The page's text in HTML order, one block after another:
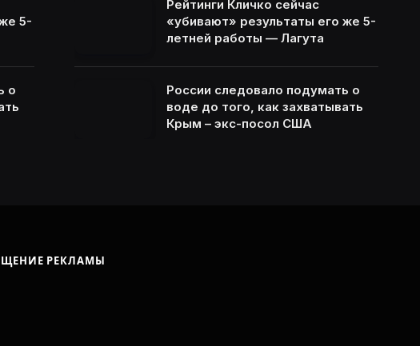
5-
о
Рейтинги Кличко сейчас
«убивают» результаты его же 5-
летней работы — Лагута
России следовало подумать о
воде до того, как захватывать
Крым – экс-посол США
РЕКЛАМЫ